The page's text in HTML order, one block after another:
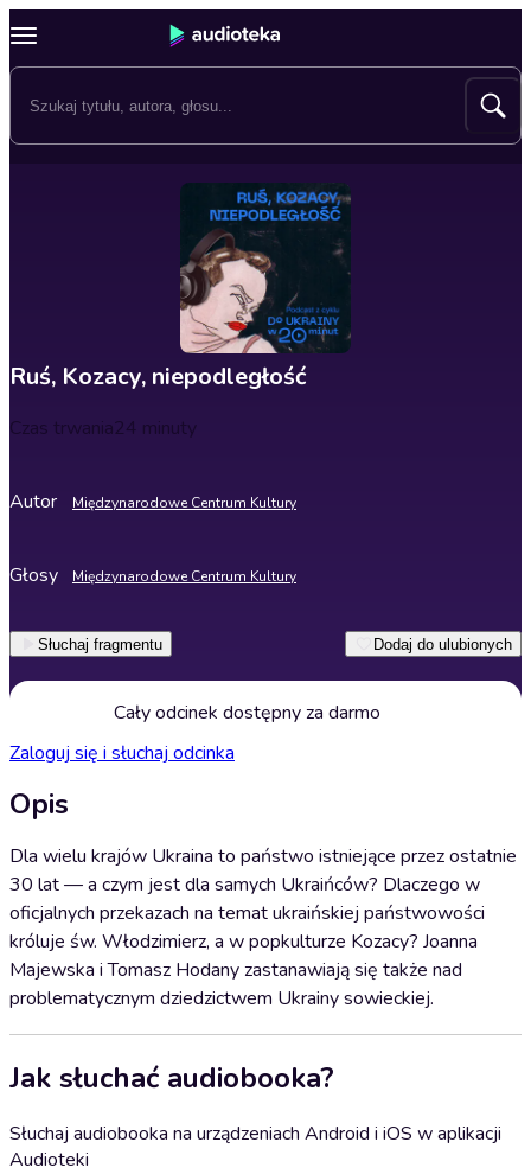
Ruś, Kozacy, niepodległość
Czas trwania24 minuty
Autor Międzynarodowe Centrum Kultury
Głosy Międzynarodowe Centrum Kultury
Słuchaj fragmentu Dodaj do ulubionych
Cały odcinek dostępny za darmo
Zaloguj się i słuchaj odcinka
Opis
Dla wielu krajów Ukraina to państwo istniejące przez ostatnie
30 lat — a czym jest dla samych Ukraińców? Dlaczego w
oficjalnych przekazach na temat ukraińskiej państwowości
króluje św. Włodzimierz, a w popkulturze Kozacy? Joanna
Majewska i Tomasz Hodany zastanawiają się także nad
problematycznym dziedzictwem Ukrainy sowieckiej.
Jak słuchać audiobooka?
Słuchaj audiobooka na urządzeniach Android i iOS w aplikacji
Audioteki